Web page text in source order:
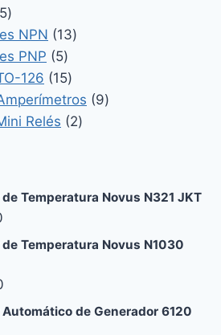
15
productos
NPN 1313
PNP 55
productos
126 1515
productos
99
Relés 22
Temperatura Novus N321 JKT
Temperatura Novus N1030
de Generador 6120